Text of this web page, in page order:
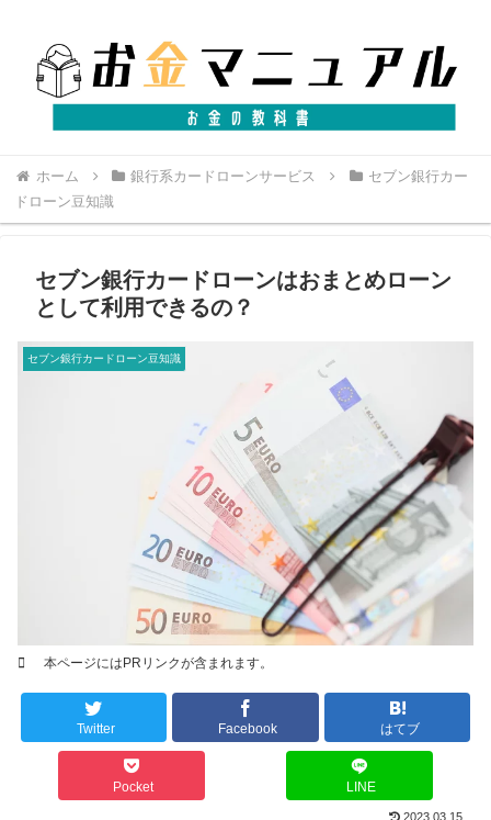
ホーム 銀行系カードローンサービス
セブン銀行カー
ドローン豆知識
セブン銀行カードローンはおまとめローン
として利用できるの？
本ページにはPRリンクが含まれます。
セブン銀行カードローン豆知識
Twitter Facebook はてブ
Pocket LINE
2023.03.15